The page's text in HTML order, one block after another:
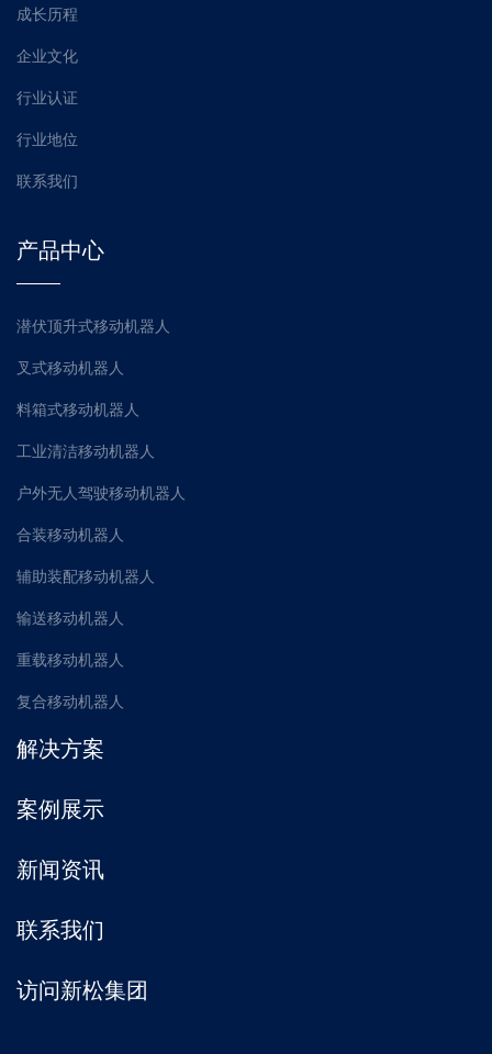
成长历程
企业文化
行业认证
行业地位
联系我们
产品中心
潜伏顶升式移动机器人
叉式移动机器人
料箱式移动机器人
工业清洁移动机器人
户外无人驾驶移动机器人
合装移动机器人
辅助装配移动机器人
输送移动机器人
重载移动机器人
复合移动机器人
解决方案
案例展示
新闻资讯
联系我们
访问新松集团